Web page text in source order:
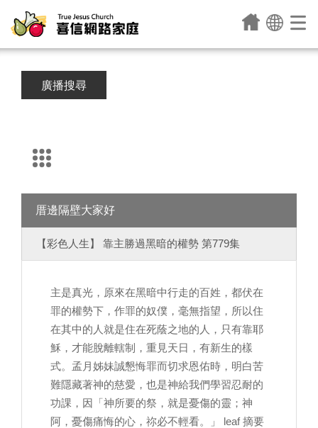
廣播搜尋
厝邊隔壁大家好
【彩色人生】 靠主勝過黑暗的權勢 第779集
主是真光，原來在黑暗中行走的百姓，都伏在
罪的權勢下，作罪的奴僕，毫無指望，所以住
在其中的人就是住在死蔭之地的人，只有靠耶
穌，才能脫離轄制，重見天日，有新生的樣
式。孟月姊妹誠懇悔罪而切求恩佑時，明白苦
難隱藏著神的慈愛，也是神給我們學習忍耐的
功課，因「神所要的祭，就是憂傷的靈；神
阿，憂傷痛悔的心，祢必不輕看。」 leaf 摘要